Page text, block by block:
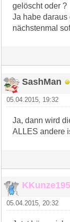
gelöscht oder ?
Ja habe
nächstenmal
SashMan
05.04.2015, 19:32
Ja, dann wird
ALLES andere
05.04.2015, 20:32